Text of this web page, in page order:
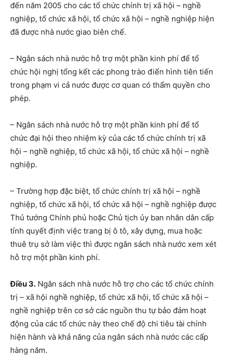
đến năm 2005 cho các tổ chức chính trị xã hội – nghề
nghiệp, tổ chức xã hội, tổ chức xã hội – nghề nghiệp hiện
đã được nhà nước giao biên chế.
– Ngân sách nhà nước hỗ trợ một phần kinh phí để tổ
chức hội nghị tổng kết các phong trào điển hình tiên tiến
trong phạm vi cả nước được cơ quan có thẩm quyền cho
phép.
– Ngân sách nhà nước hỗ trợ một phần kinh phí để tổ
chức đại hội theo nhiệm kỳ của các tổ chức chính trị xã
hội – nghề nghiệp, tổ chức xã hội, tổ chức xã hội – nghề
nghiệp.
– Trường hợp đặc biệt, tổ chức chính trị xã hội – nghề
nghiệp, tổ chức xã hội, tổ chức xã hội – nghề nghiệp được
Thủ tướng Chính phủ hoặc Chủ tịch ủy ban nhân dân cấp
tỉnh quyết định việc trang bị ô tô, xây dựng, mua hoặc
thuê trụ sở làm việc thì được ngân sách nhà nước xem xét
hỗ trợ một phần kinh phí.
Điều 3. Ngân sách nhà nước hỗ trợ cho các tổ chức chính
trị – xã hội nghề nghiệp, tổ chức xã hội, tổ chức xã hội –
nghề nghiệp trên cơ sở các nguồn thu tự bảo đảm hoạt
động của các tổ chức này theo chế độ chi tiêu tài chính
hiện hành và khả năng của ngân sách nhà nước các cấp
hàng năm.